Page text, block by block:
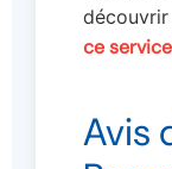
ce
Avis